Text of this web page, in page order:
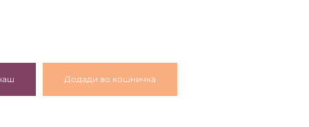
Додади во кошничка